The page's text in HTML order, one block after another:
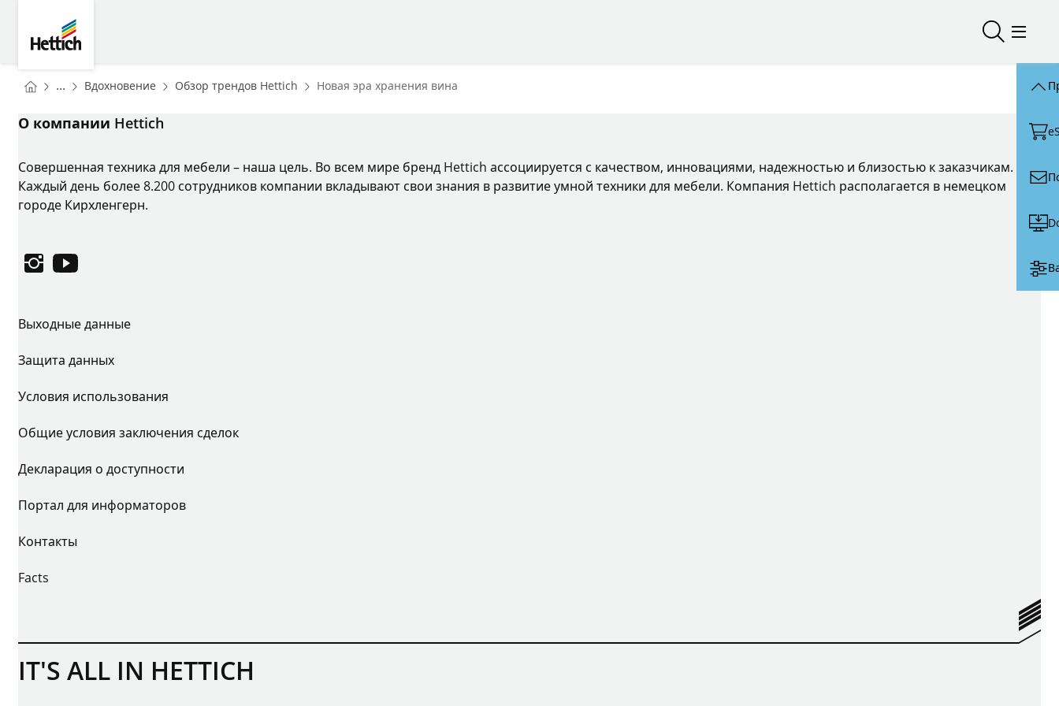
Открыть/
You are here:
Homepage
... ВдохновениеHomepage
Обзор трендов Hettich Homepage
Новая эра хранения вина
О компании Hettich
Совершенная техника для мебели – наша цель. Во всем мире бренд Hettich ассоциируется с качеством, инновациями, надежностью и близостью к заказчикам.
Каждый день более 8.200 сотрудников компании вкладывают свои знания в развитие умной техники для мебели. Компания Hettich располагается в немецком
городе Кирхленгерн.
InstagramYouTube
Выходные данные
Защита данных
Условия использования
Общие условия заключения сделок
Декларация о доступности
Портал для информаторов
Контакты
Facts
IT'S ALL IN HETTICH